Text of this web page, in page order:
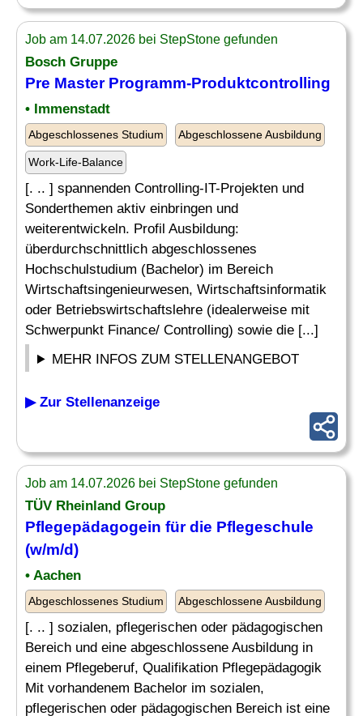
Job am 14.07.2026 bei StepStone gefunden
Bosch Gruppe
Pre Master Programm-Produktcontrolling
• Immenstadt
Abgeschlossenes Studium Abgeschlossene Ausbildung
Work-Life-Balance
[. .. ] spannenden Controlling-IT-Projekten und
Sonderthemen aktiv einbringen und
weiterentwickeln. Profil Ausbildung:
überdurchschnittlich abgeschlossenes
Hochschulstudium (Bachelor) im Bereich
Wirtschaftsingenieurwesen, Wirtschaftsinformatik
oder Betriebswirtschaftslehre (idealerweise mit
Schwerpunkt Finance/ Controlling) sowie die [...]
MEHR INFOS ZUM STELLENANGEBOT
▶ Zur Stellenanzeige
Job am 14.07.2026 bei StepStone gefunden
TÜV Rheinland Group
Pflegepädagogein für die Pflegeschule
(w/m/d)
• Aachen
Abgeschlossenes Studium Abgeschlossene Ausbildung
[. .. ] sozialen, pflegerischen oder pädagogischen
Bereich und eine abgeschlossene Ausbildung in
einem Pflegeberuf, Qualifikation Pflegepädagogik
Mit vorhandenem Bachelor im sozialen,
pflegerischen oder pädagogischen Bereich ist eine